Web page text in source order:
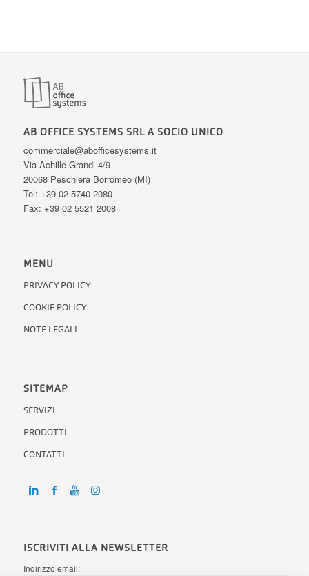
AB OFFICE SYSTEMS SRL A SOCIO UNICO
commerciale@abofficesystems.it
Via Achille Grandi 4/9
20068 Peschiera Borromeo (MI)
Tel: +39 02 5740 2080
Fax: +39 02 5521 2008
MENU
PRIVACY POLICY
COOKIE POLICY
NOTE LEGALI
SITEMAP
SERVIZI
PRODOTTI
CONTATTI
ISCRIVITI ALLA NEWSLETTER
Indirizzo email: